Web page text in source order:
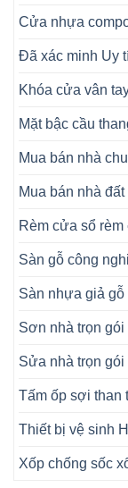
Cửa nhựa
Đã xác minh Uy
Khóa cửa vân
Mặt bậc cầu
Mua bán nhà
Mua bán nhà
Rèm cửa sổ
Sàn gỗ công
Sàn nhựa giả gỗ
Sơn nhà trọn gói
Sửa nhà trọn gói
Tấm ốp sợi than
Thiết bị vệ sinh
Xốp chống sốc